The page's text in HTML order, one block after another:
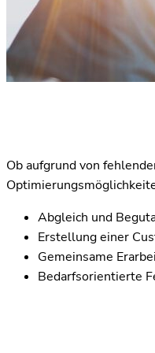
Ob aufgrund von
Abgleich und
Erstellung einer
Gemeinsame
Bedarfsorientierte